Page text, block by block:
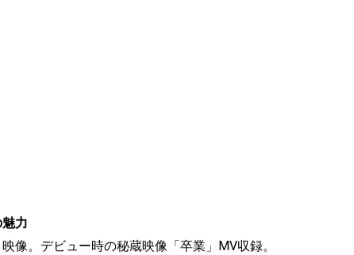
力
像。デビュー時の秘蔵映像「卒業」MV収録。